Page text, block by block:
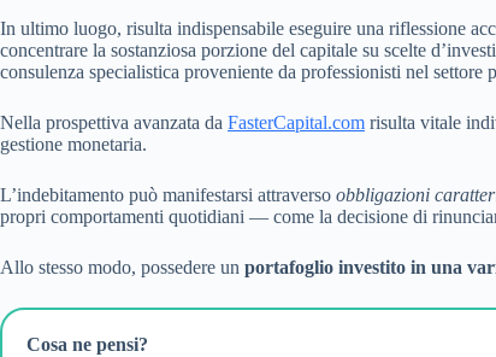
In ultimo luogo, risulta indispensabile eseguire una riflessione
concentrare la sostanziosa porzione del capitale su scelte
consulenza specialistica proveniente da professionisti nel
Nella prospettiva avanzata da FasterCapital.com risulta vitale
gestione monetaria.
L’indebitamento può manifestarsi attraverso obbligazioni
propri comportamenti quotidiani — come la decisione di
Allo stesso modo, possedere un portafoglio investito in una
Cosa ne pensi?